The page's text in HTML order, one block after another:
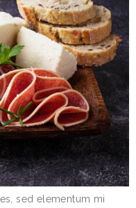
sed elementum mi